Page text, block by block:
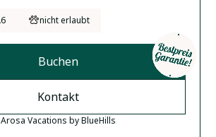
6 nicht erlaubt
Buchen
Kontakt
Arosa Vacations by BlueHills